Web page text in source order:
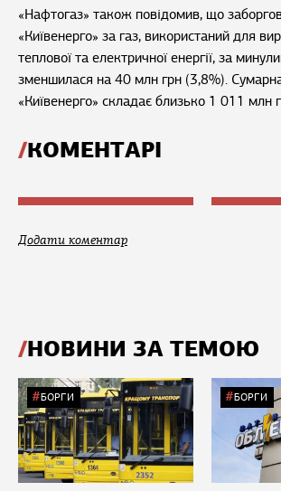
«Нафтогаз» також повідомив, що
«Київенерго» за газ, використаний для
теплової та електричної енергії, за
зменшилася на 40 млн грн (3,8%).
«Київенерго» складає близько 1 011 млн
КОМЕНТАРІ
Додати коментар
НОВИНИ ЗА ТЕМОЮ
БОРГИ БОРГИ